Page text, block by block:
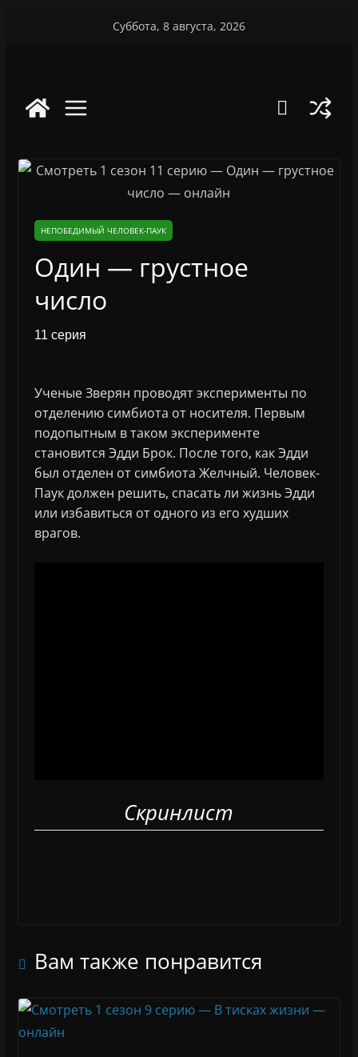
Суббота, 8 августа, 2026
НЕПОБЕДИМЫЙ ЧЕЛОВЕК-ПАУК
Один — грустное
число
11 серия
Ученые Зверян проводят эксперименты по
отделению симбиота от носителя. Первым
подопытным в таком эксперименте
становится Эдди Брок. После того, как Эдди
был отделен от симбиота Желчный. Человек-
Паук должен решить, спасать ли жизнь Эдди
или избавиться от одного из его худших
врагов.
Скринлист
Вам также понравится